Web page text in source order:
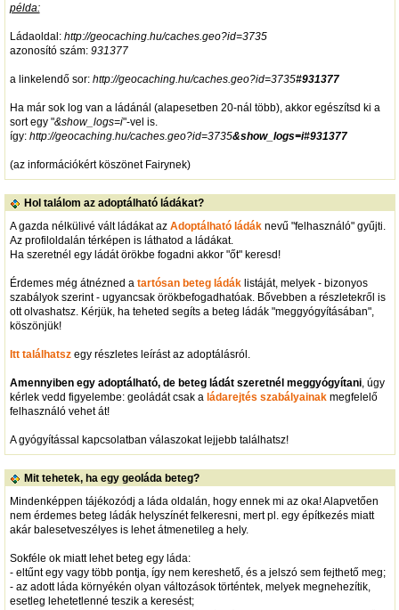
példa:
Ládaoldal: http://geocaching.hu/caches.geo?id=3735
azonosító szám: 931377
a linkelendő sor: http://geocaching.hu/caches.geo?id=3735#931377
Ha már sok log van a ládánál (alapesetben 20-nál több), akkor egészítsd ki a
sort egy "&show_logs=i"-vel is.
így: http://geocaching.hu/caches.geo?id=3735&show_logs=i#931377
(az információkért köszönet Fairynek)
Hol találom az adoptálható ládákat?
A gazda nélkülivé vált ládákat az Adoptálható ládáknevű "felhasználó" gyűjti.
Az profiloldalán térképen is láthatod a ládákat.
Ha szeretnél egy ládát örökbe fogadni akkor "őt" keresd!
Érdemes még átnézned a tartósan beteg ládáklistáját, melyek - bizonyos
szabályok szerint - ugyancsak örökbefogadhatóak. Bővebben a részletekről is
ott olvashatsz. Kérjük, ha teheted segíts a beteg ládák "meggyógyításában",
köszönjük!
Itt találhatszegy részletes leírást az adoptálásról.
Amennyiben egy adoptálható, de beteg ládát szeretnél meggyógyítani, úgy
kérlek vedd figyelembe: geoládát csak a ládarejtés szabályainakmegfelelő
felhasználó vehet át!
A gyógyítással kapcsolatban válaszokat lejjebb találhatsz!
Mit tehetek, ha egy geoláda beteg?
Mindenképpen tájékozódj a láda oldalán, hogy ennek mi az oka! Alapvetően
nem érdemes beteg ládák helyszínét felkeresni, mert pl. egy építkezés miatt
akár balesetveszélyes is lehet átmenetileg a hely.
Sokféle ok miatt lehet beteg egy láda:
- eltűnt egy vagy több pontja, így nem kereshető, és a jelszó sem fejthető meg;
- az adott láda környékén olyan változások történtek, melyek megnehezítik,
esetleg lehetetlenné teszik a keresést;